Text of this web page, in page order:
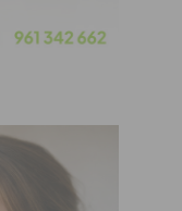
dando-nos
e vai-se matar